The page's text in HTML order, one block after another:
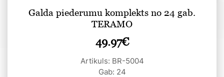
Galda piederumu komplekts no 24 gab.
TERAMO
49.97€
Artikuls: BR-5004
Gab: 24